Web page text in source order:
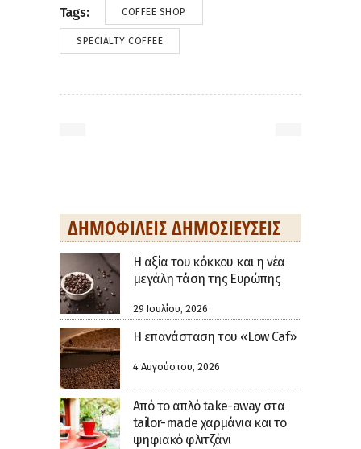
Tags: COFFEE SHOP
SPECIALTY COFFEE
ΔΗΜΟΦΙΛΕΊΣ ΔΗΜΟΣΙΕΎΣΕΙΣ
H αξία του κόκκου και η νέα
μεγάλη τάση της Ευρώπης
29 Ιουλίου, 2026
Η επανάσταση του «Low Caf»
4 Αυγούστου, 2026
Από το απλό take-away στα
tailor-made χαρμάνια και το
ψηφιακό φλιτζάνι